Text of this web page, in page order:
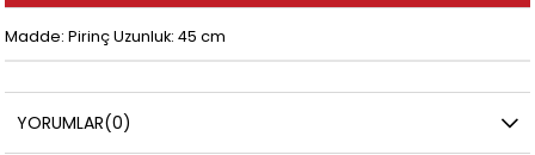
Madde: Pirinç Uzunluk: 45 cm
YORUMLAR(0)